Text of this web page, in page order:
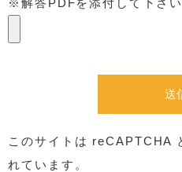
このサイトは reCAPTCHA
れています。